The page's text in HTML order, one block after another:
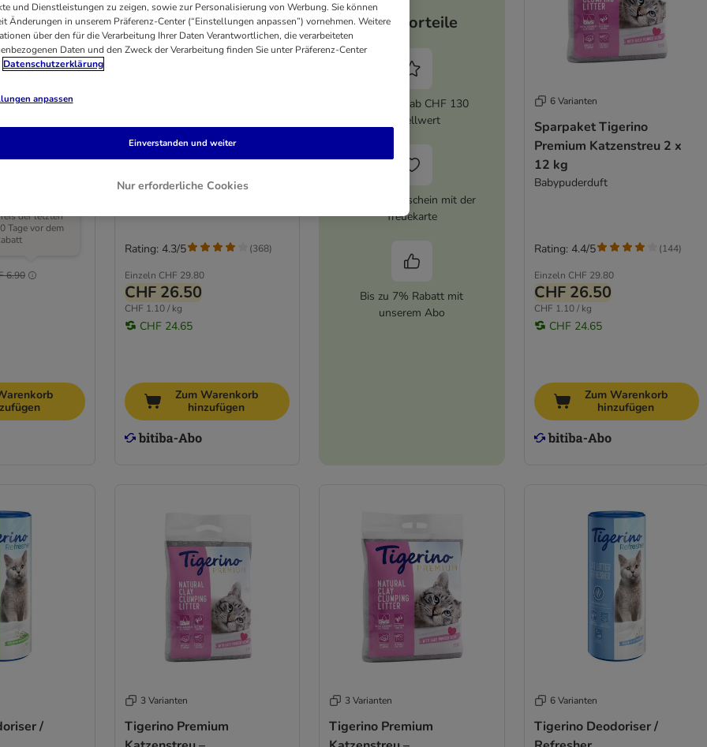
/
6.90
der letzten
Tage vor dem
Tigerino Premium
Katzenstreu –
Babypuderduft
Sparpaket: 2 x 12 kg
Einzeln CHF 29.80
CHF 26.50
CHF 1.10 / kg
CHF 24.65
Rating: 4.3/5 (368)
Zum Warenkorb
hinzufügen
Ihre Vorteile
5% Rabatt ab CHF 130
Bestellwert
CHF 16 Gutschein mit der
Treuekarte
Bis zu 7% Rabatt mit
unserem Abo
6 Varianten
Sparpaket Tigerino
Premium Katzenstreu 2 x
12 kg
Babypuderduft
Einzeln CHF 29.80
CHF 26.50
CHF 1.10 / kg
CHF 24.65
Rating: 4.4/5 (144)
Zum Warenkorb
hinzufügen
/
3 Varianten
Tigerino Premium
3 Varianten
Tigerino Premium
6 Varianten
Tigerino Deodoriser /
und Dienstleistungen zu zeigen, sowie zur Personalisierung von Werbung. Sie können
Änderungen in unserem Präferenz-Center (“Einstellungen anpassen”) vornehmen. Weitere
über den für die Verarbeitung Ihrer Daten Verantwortlichen, die verarbeiteten
Daten und den Zweck der Verarbeitung finden Sie unter Präferenz-Center
Datenschutzerklärung
anpassen
Nur erforderliche Cookies
Einverstanden und weiter